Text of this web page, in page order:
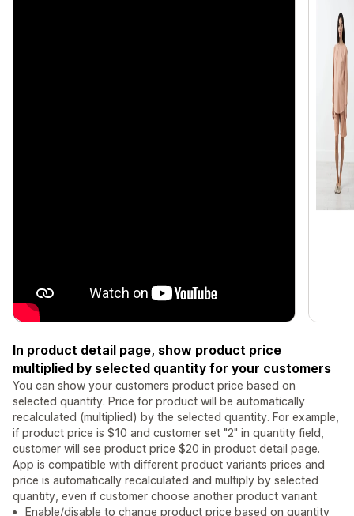
In product detail page, show product price
multiplied by selected quantity for your customers
You can show your customers product price based on
selected quantity. Price for product will be automatically
recalculated (multiplied) by the selected quantity. For example,
if product price is $10 and customer set "2" in quantity field,
customer will see product price $20 in product detail page.
App is compatible with different product variants prices and
price is automatically recalculated and multiply by selected
quantity, even if customer choose another product variant.
Enable/disable to change product price based on quantity